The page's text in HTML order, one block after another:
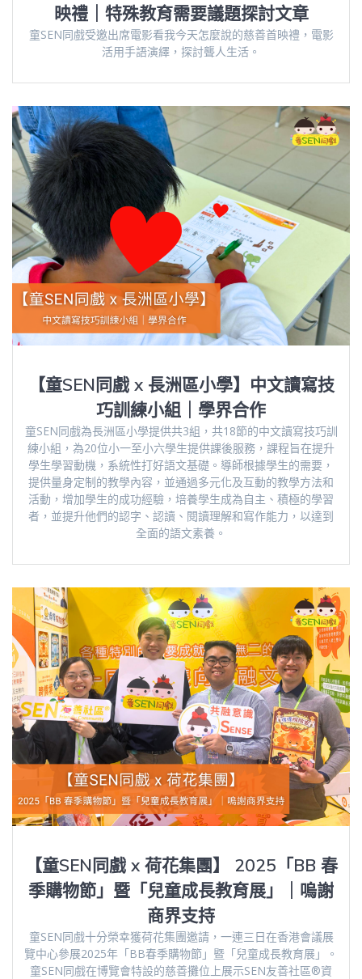
映禮｜特殊教育需要議題探討文章
童SEN同戲受邀出席電影看我今天怎麼說的慈善首映禮，電影
活用手語演繹，探討聾人生活。
【童SEN同戲 x 長洲區小學】中文讀寫技
巧訓練小組｜學界合作
童SEN同戲為長洲區小學提供共3組，共18節的中文讀寫技巧訓
練小組，為20位小一至小六學生提供課後服務，課程旨在提升
學生學習動機，系統性打好語文基礎。導師根據學生的需要，
提供量身定制的教學內容，並通過多元化及互動的教學方法和
活動，增加學生的成功經驗，培養學生成為自主、積極的學習
者，並提升他們的認字、認讀、閱讀理解和寫作能力，以達到
全面的語文素養。
【童SEN同戲 x 荷花集團】 2025「BB 春
季購物節」暨「兒童成長教育展」｜嗚謝
商界支持
童SEN同戲十分榮幸獲荷花集團邀請，一連三日在香港會議展
覽中心參展2025年「BB春季購物節」暨「兒童成長教育展」。
童SEN同戲在博覽會特設的慈善攤位上展示SEN友善社區®資